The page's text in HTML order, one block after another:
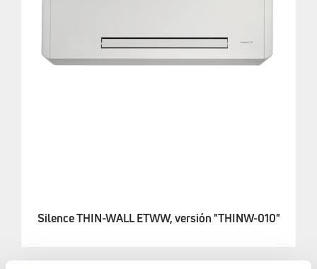
Silence THIN-WALL ETWW, versión "THINW-010"